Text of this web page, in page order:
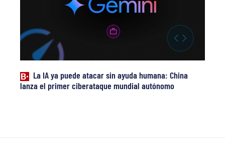
La IA ya puede atacar sin ayuda humana: China
lanza el primer ciberataque mundial autónomo